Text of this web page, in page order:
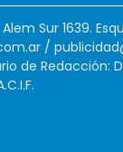
Sur 1639.
/
de Redacción: